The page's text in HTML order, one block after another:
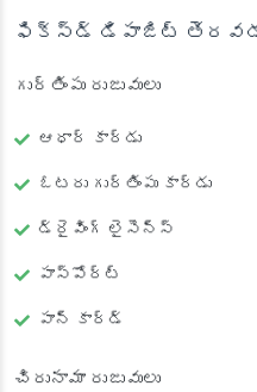
ఫిక్స్‌డ్ డిపాజిట్
గుర్తింపు రుజువులు
ఆధార్ కార్డు
ఓటరు గుర్తింపు కార్డు
డ్రైవింగ్ లైసెన్స్
పాస్‌పోర్ట్
పాన్ కార్డ్
చిరునామా రుజువులు